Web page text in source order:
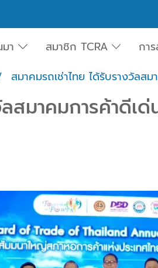
า สมาชิก TCRA กา
สมาคมรถเช่าไทย ได้รับรางวัลส
สมาคมการค้าดีเ